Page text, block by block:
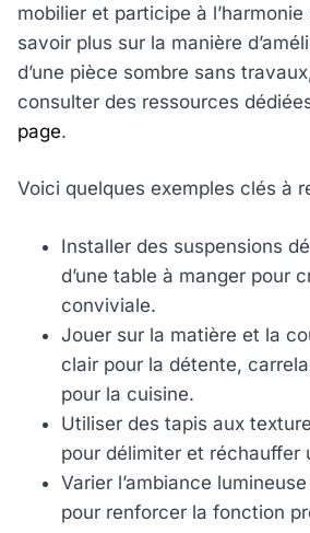
mobilier et participe à
savoir plus sur la manière
d’une pièce sombre sans
consulter des ressources
page.
Voici quelques exemples clés à
Installer des suspensions
d’une table à manger pour
conviviale.
Jouer sur la matière et la
clair pour la détente,
pour la cuisine.
Utiliser des tapis aux
pour délimiter et réchauffer
Varier l’ambiance
pour renforcer la fonction